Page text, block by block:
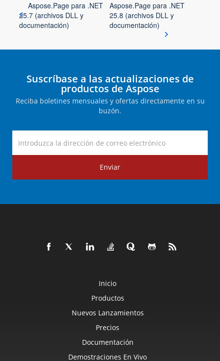
Aspose.Page para .NET
25.7 (archivos DLL y
documentación)
Aspose.Page para .NET
25.8 (archivos DLL y
documentación)
Suscríbase a las actualizaciones de
productos de Aspose
Reciba boletines mensuales y ofertas directamente en su
buzón.
Enviar
Inicio
Productos
Nuevos Lanzamientos
Precios
Documentación
Demostraciones En Vivo